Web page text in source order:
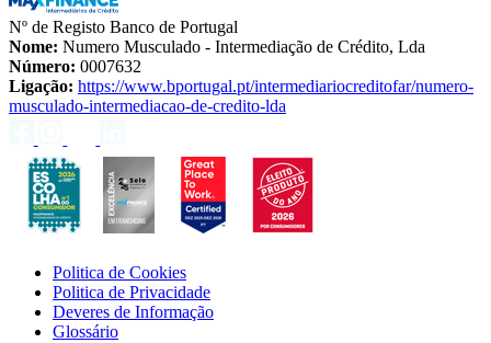
Nº de Registo Banco de Portugal
Nome: Numero Musculado - Intermediação de Crédito, Lda
Número: 0007632
Ligação: https://www.bportugal.pt/intermediariocreditofar/numero-
musculado-intermediacao-de-credito-lda
Politica de Cookies
Politica de Privacidade
Deveres de Informação
Glossário